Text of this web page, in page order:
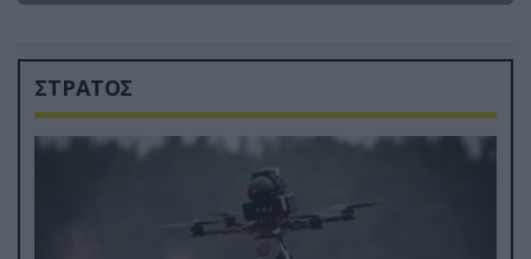
ΣΤΡΑΤΟΣ